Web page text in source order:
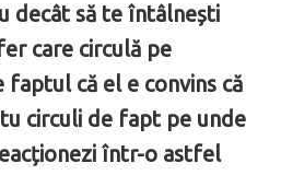
decât să te întâlnești
care circulă pe
faptul că el e convins că
circuli de fapt pe unde
într-o astfel